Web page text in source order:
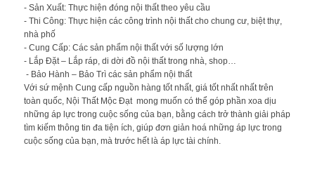
- Sản Xuất: Thực hiện đóng nội thất theo yêu cầu
- Thi Công: Thực hiện các công trình nội thất cho chung cư, biệt thự,
nhà phố
- Cung Cấp: Các sản phẩm nội thất với số lượng lớn
- Lắp Đặt – Lắp ráp, di dời đồ nội thất trong nhà, shop…
- Bảo Hành – Bảo Trì các sản phẩm nội thất
Với sứ mệnh Cung cấp nguồn hàng tốt nhất, giá tốt nhất nhất trên
toàn quốc, Nội Thất Mộc Đạt mong muốn có thể góp phần xoa dịu
những áp lực trong cuộc sống của bạn, bằng cách trở thành giải pháp
tìm kiếm thông tin đa tiện ích, giúp đơn giản hoá những áp lực trong
cuộc sống của bạn, mà trước hết là áp lực tài chính.